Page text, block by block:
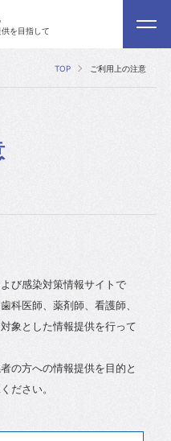
を目指して
TOP ご利用上の注意
び感染対策情報サイトで
科医師、薬剤師、看護師、
象とした情報提供を行って
の方への情報提供を目的と
ださい。